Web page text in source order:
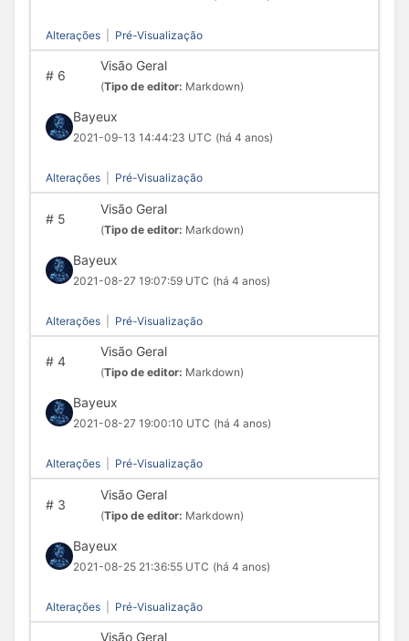
Alterações Pré-Visualização
#6
Visão Geral
(Tipo de editor: Markdown)
Bayeux
2021-09-13 14:44:23 UTC (há 4 anos)
Alterações Pré-Visualização
#5
Visão Geral
(Tipo de editor: Markdown)
Bayeux
2021-08-27 19:07:59 UTC (há 4 anos)
Alterações Pré-Visualização
#4
Visão Geral
(Tipo de editor: Markdown)
Bayeux
2021-08-27 19:00:10 UTC (há 4 anos)
Alterações Pré-Visualização
#3
Visão Geral
(Tipo de editor: Markdown)
Bayeux
2021-08-25 21:36:55 UTC (há 4 anos)
Alterações Pré-Visualização
Visão Geral